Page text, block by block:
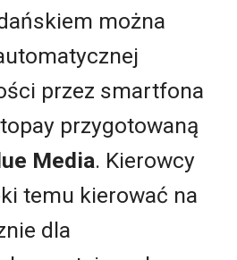
można
przez smartfona
przygotowaną
Media. Kierowcy
temu kierować na
dla